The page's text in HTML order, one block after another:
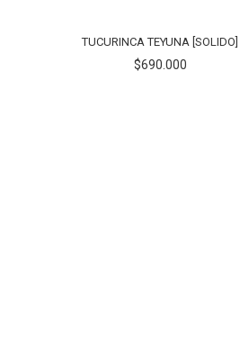
TUCURINCA TEYUNA [SOLIDO]
$690.000